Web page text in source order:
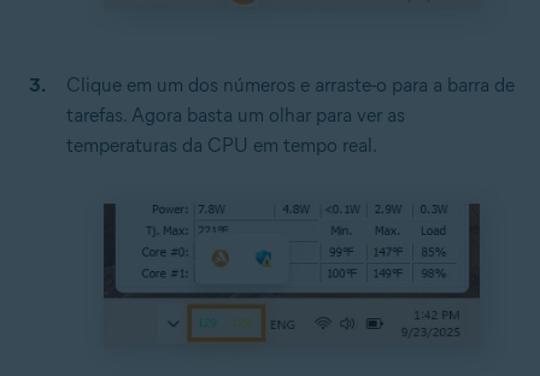
Clique em um dos números e arraste-o para a barra de
tarefas. Agora basta um olhar para ver as
temperaturas da CPU em tempo real.